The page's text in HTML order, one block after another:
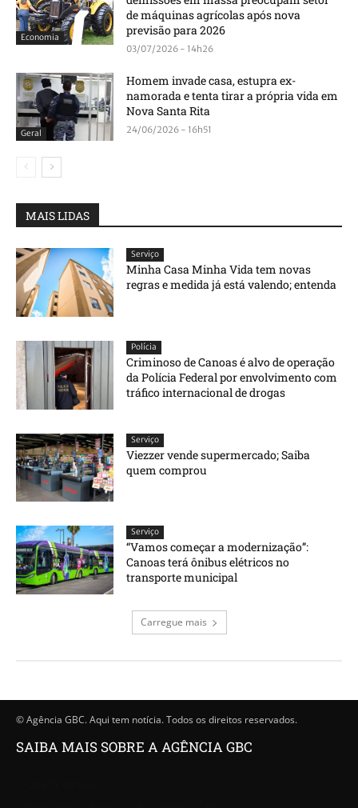
Economia
de máquinas agrícolas após nova
previsão para 2026
03/07/2026 - 14h26
Geral
Homem invade casa, estupra ex-
namorada e tenta tirar a própria vida em
Nova Santa Rita
24/06/2026 - 16h51
MAIS LIDAS
Serviço
Minha Casa Minha Vida tem novas
regras e medida já está valendo; entenda
Polícia
Criminoso de Canoas é alvo de operação
da Polícia Federal por envolvimento com
tráfico internacional de drogas
Serviço
Viezzer vende supermercado; Saiba
quem comprou
Serviço
“Vamos começar a modernização”:
Canoas terá ônibus elétricos no
transporte municipal
Carregue mais
© Agência GBC. Aqui tem notícia. Todos os direitos reservados.
SAIBA MAIS SOBRE A AGÊNCIA GBC